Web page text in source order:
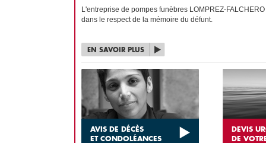
L'entreprise de pompes funèbres LOMPREZ-
dans le respect de la mémoire du défunt.
EN SAVOIR PLUS
AVIS DE DÉCÈS
ET CONDOLÉANCES
DEVIS
DE